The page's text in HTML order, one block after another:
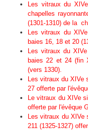
Les vitraux du
chapelles
(1301-1310) de la
Les vitraux du
baies 16, 18 et 20
Les vitraux du
baies 22 et 24 (fin
(vers 1330).
Les vitraux du XIVe
27 offerte par
Le vitraux du XIVe
offerte par l'évêque
Les vitraux du XIVe
211 (1325-1327)